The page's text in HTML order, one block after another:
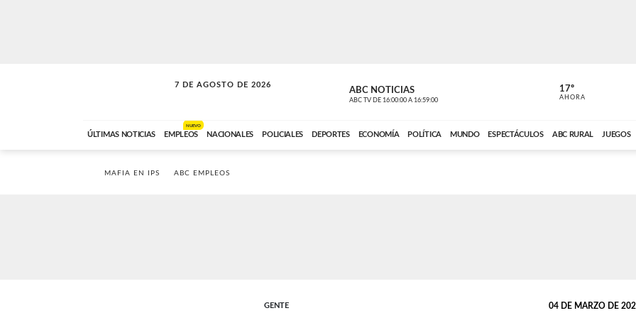
7 DE AGOSTO DE 2026
VITAMINAS ABC NOTICIAS
ABC TV DE 16:00:00 A 16:59:00 ABC CARDINAL
17º
AHORA
ÚLTIMAS NOTICIAS EMPLEOS
NUEVO
NACIONALES POLICIALES DEPORTES ECONOMÍA POLÍTICA MUNDO ESPECTÁCULOS ABC RURAL JUEGOS
MAFIA EN IPS ABC EMPLEOS
GENTE 04 DE MARZO DE